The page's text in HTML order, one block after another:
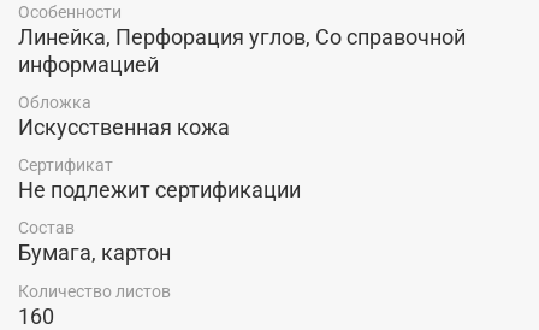
Особенности
Линейка, Перфорация углов, Со справочной
информацией
Обложка
Искусственная кожа
Сертификат
Не подлежит сертификации
Состав
Бумага, картон
Количество листов
160